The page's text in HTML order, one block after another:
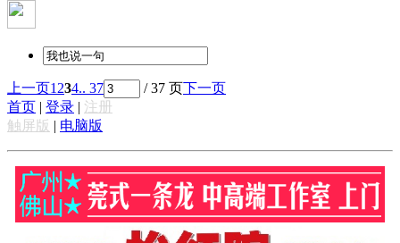
上一页1 234.. 37 / 37 页下一页
首页 | 登录 | 注册
触屏版 | 电脑版